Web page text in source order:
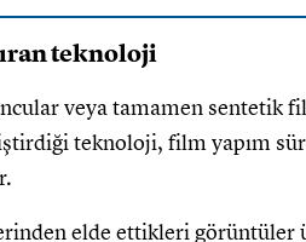
teknoloji
veya tamamen sentetik
teknoloji, film yapım
elde ettikleri görüntüler